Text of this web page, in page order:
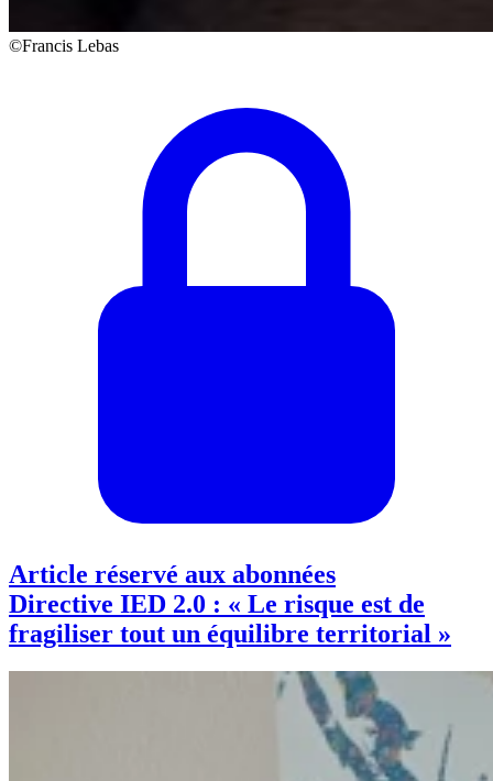
©Francis Lebas
Article réservé aux abonnées
Directive IED 2.0 : « Le risque est de
fragiliser tout un équilibre territorial »